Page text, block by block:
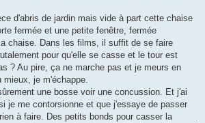
d'abris de jardin mais vide à part cette chaise
fermée et une petite fenêtre, fermée
chaise. Dans les films, il suffit de se faire
pour qu'elle se casse et le tour est
? Au pire, ça ne marche pas et je meurs en
mieux, je m'échappe.
une bosse voir une concussion. Et j'ai
je me contorsionne et que j'essaye de passer
à faire. Des petits bonds pour casser la